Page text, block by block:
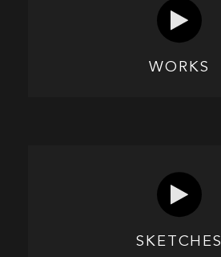
WORKS
SKETCHES